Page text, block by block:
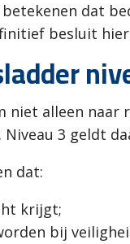
dat
besluit
niet alleen
3 geldt
dat:
krijgt;
bij